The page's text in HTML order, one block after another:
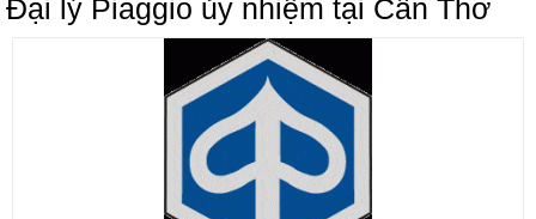
Đại lý Piaggio ủy nhiệm tại Cần Thơ